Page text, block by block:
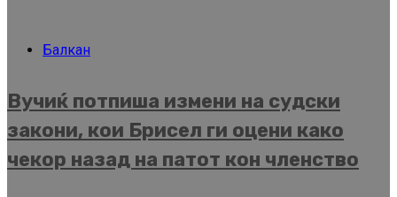
Балкан
Вучиќ потпиша измени на судски
закони, кои Брисел ги оцени како
чекор назад на патот кон членство